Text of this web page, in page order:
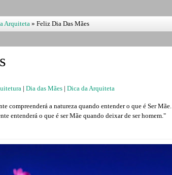
Arquiteta» Feliz Dia Das Mães
| Dia das Mães | Dica da Arquiteta
compreenderá a natureza quando entender o que é Ser Mãe.
entenderá o que é ser Mãe quando deixar de ser homem."